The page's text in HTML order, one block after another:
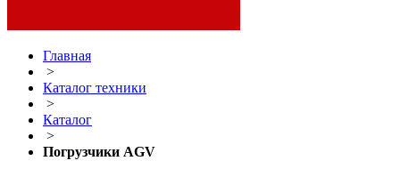
Главная
>
Каталог техники
>
Каталог
>
Погрузчики AGV